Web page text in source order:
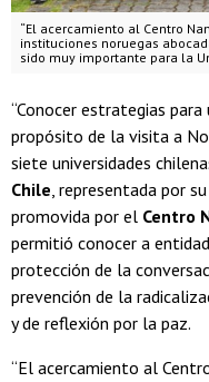
“El acercamiento al Centro
instituciones noruegas
sido muy importante para la
“Conocer estrategias
propósito de la visita a
siete universidades
Chile, representada por su
promovida por el Centro
permitió conocer a
protección de la
prevención de la
y de reflexión por la paz.
“El acercamiento al